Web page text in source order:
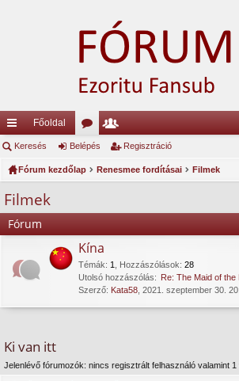
yo
rs
lin
ke
Főoldal
ór
u
ag
lis
Keresés Belépés Regisztráció
Fórum kezdőlap Renesmee fordításai
Filmek
Filmek
Fórum
Kína
Témák: 1 Hozzászólások: 28
Utolsó hozzászólás: Re: The Maid of the
Szerző: Kata58 , 2021. szeptember 30.
Ki van itt
Jelenlévő fórumozók: nincs regisztrált felhasználó valamint 1